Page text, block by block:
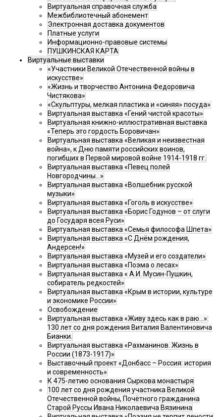
Виртуальная справочная служба
Межбиблиотечный абонемент
Электронная доставка документов
Платные услуги
Информационно-правовые системы
ПУШКИНСКАЯ КАРТА
Виртуальные выставки
«Участники Великой Отечественной войны в
искусстве»
«Жизнь и творчество Антонина Федоровича
Чистякова»
«Скульптуры, мелкая пластика и «синяя» посуда»
Виртуальная выставка «Гений чистой красоты»
Виртуальная книжно-иллюстративная выставка
«Теперь это гордость Боровичан»
Виртуальная выставка «Великая и неизвестная
война», к Дню памяти российских воинов,
погибших в Первой мировой войне 1914-1918 гг.
Виртуальная выставка «Певец полей
Новгородчины…»
Виртуальная выставка «Волшебник русской
музыки»
Виртуальная выставка «Гоголь в искусстве»
Виртуальная выставка «Борис Годунов – от слуги
до Государя всея Руси»
Виртуальная выставка «Семья философа Шпета»
Виртуальная выставка «С Днём рождения,
Андерсен!»
Виртуальная выставка «Музей и его создатели»
Виртуальная выставка «Поэма о лесах»
Виртуальная выставка « А.И. Мусин-Пушкин,
собиратель редкостей»
Виртуальная выставка «Крым в истории, культуре
и экономике России»
Освобождение
Виртуальная выставка «Живу здесь как в раю…»:
130 лет со дня рождения Виталия Валентиновича
Бианки.
Виртуальная выставка «Рахманинов. Жизнь в
России (1873-1917)»
Выставочный проект «Донбасс – Россия: история
и современность»
К 475-летию основания Сыркова монастыря
100 лет со дня рождения участника Великой
Отечественной войны, Почётного гражданина
Старой Руссы Ивана Николаевича Вязинина